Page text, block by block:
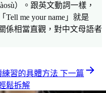
）。跟英文動詞一樣，
me your name」就是
係相當直觀，對中文母語者
習的具體方法 下一篇
鬆拆解